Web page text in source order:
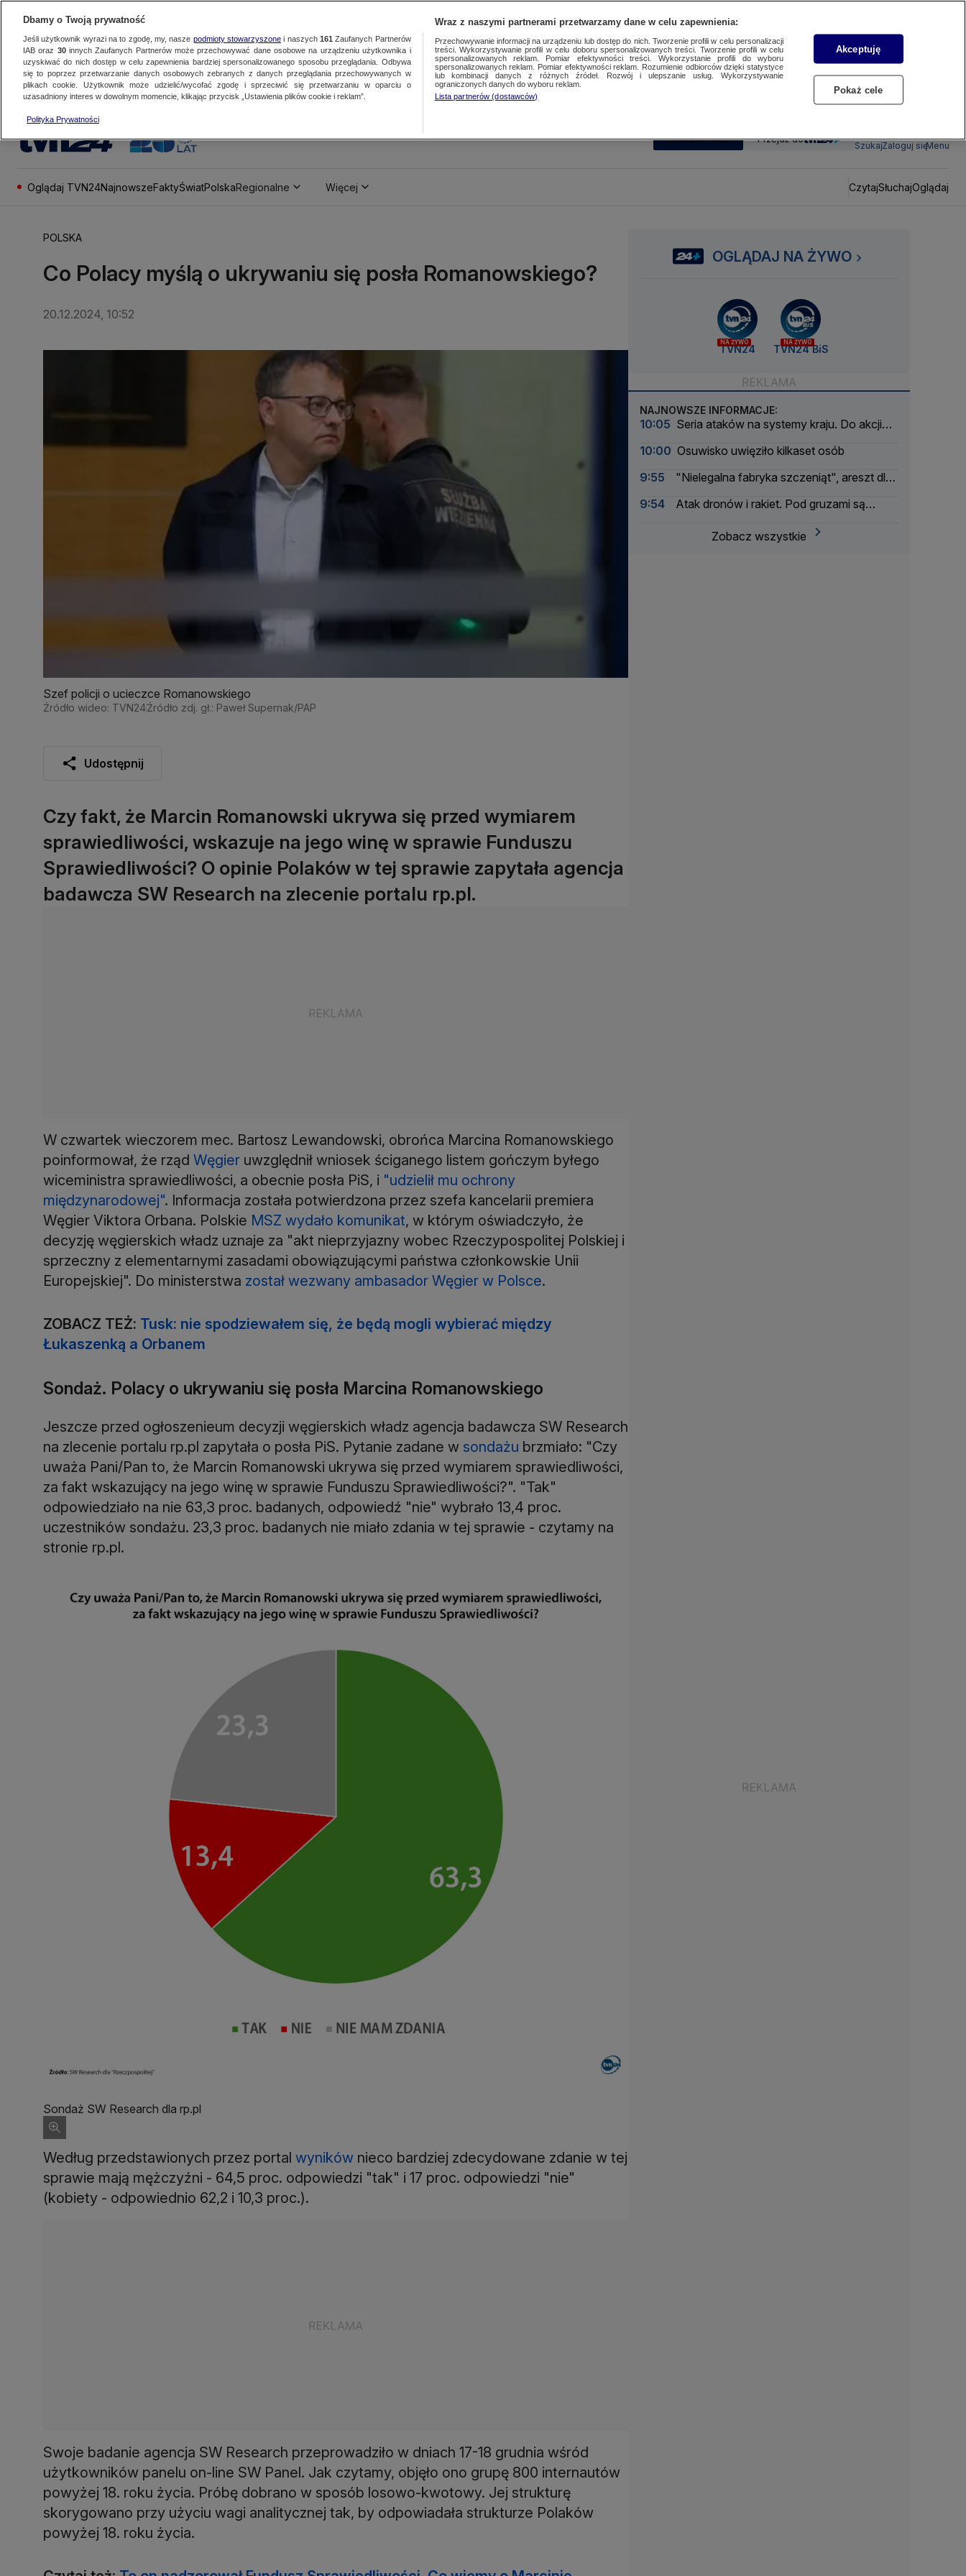
SUBSKRYBUJ Przejdź do
SzukajZaloguj sięMenu
Oglądaj TVN24NajnowszeFaktyŚwiatPolskaRegionalne Więcej CzytajSłuchajOglądaj
POLSKA
Co Polacy myślą o ukrywaniu się posła Romanowskiego?
20.12.2024, 10:52
Szef policji o ucieczce Romanowskiego
Źródło wideo: TVN24Źródło zdj. gł.: Paweł Supernak/PAP
Udostępnij
Czy fakt, że Marcin Romanowski ukrywa się przed wymiarem
sprawiedliwości, wskazuje na jego winę w sprawie Funduszu
Sprawiedliwości? O opinie Polaków w tej sprawie zapytała agencja
badawcza SW Research na zlecenie portalu rp.pl.
W czwartek wieczorem mec. Bartosz Lewandowski, obrońca Marcina Romanowskiego
poinformował, że rząd Węgier uwzględnił wniosek ściganego listem gończym byłego
wiceministra sprawiedliwości, a obecnie posła PiS, i "udzielił mu ochrony
międzynarodowej". Informacja została potwierdzona przez szefa kancelarii premiera
Węgier Viktora Orbana. Polskie MSZ wydało komunikat, w którym oświadczyło, że
decyzję węgierskich władz uznaje za "akt nieprzyjazny wobec Rzeczypospolitej Polskiej i
sprzeczny z elementarnymi zasadami obowiązującymi państwa członkowskie Unii
Europejskiej". Do ministerstwa został wezwany ambasador Węgier w Polsce.
ZOBACZ TEŻ: Tusk: nie spodziewałem się, że będą mogli wybierać między
Łukaszenką a Orbanem
Sondaż. Polacy o ukrywaniu się posła Marcina Romanowskiego
Jeszcze przed ogłoszenieum decyzji węgierskich władz agencja badawcza SW Research
na zlecenie portalu rp.pl zapytała o posła PiS. Pytanie zadane w sondażu brzmiało: "Czy
uważa Pani/Pan to, że Marcin Romanowski ukrywa się przed wymiarem sprawiedliwości,
za fakt wskazujący na jego winę w sprawie Funduszu Sprawiedliwości?". "Tak"
odpowiedziało na nie 63,3 proc. badanych, odpowiedź "nie" wybrało 13,4 proc.
uczestników sondażu. 23,3 proc. badanych nie miało zdania w tej sprawie - czytamy na
stronie rp.pl.
Sondaż SW Research dla rp.pl
Według przedstawionych przez portal wyników nieco bardziej zdecydowane zdanie w tej
sprawie mają mężczyźni - 64,5 proc. odpowiedzi "tak" i 17 proc. odpowiedzi "nie"
(kobiety - odpowiednio 62,2 i 10,3 proc.).
Swoje badanie agencja SW Research przeprowadziło w dniach 17-18 grudnia wśród
użytkowników panelu on-line SW Panel. Jak czytamy, objęło ono grupę 800 internautów
powyżej 18. roku życia. Próbę dobrano w sposób losowo-kwotowy. Jej strukturę
skorygowano przy użyciu wagi analitycznej tak, by odpowiadała strukturze Polaków
powyżej 18. roku życia.
OGLĄDAJ NA ŻYWO
NA ŻYWO
TVN24
NA ŻYWO
TVN24 BiS
NAJNOWSZE INFORMACJE:
10:05 Seria ataków na systemy kraju. Do akcji
10:00 Osuwisko uwięziło kilkaset osób
9:55
"Nielegalna fabryka szczeniąt", areszt dla
9:54
Atak dronów i rakiet. Pod gruzami są
Zobacz wszystkie
Dbamy o Twoją prywatność
Jeśli użytkownik wyrazi na to zgodę, my, nasze podmioty stowarzyszonei naszych 161 Zaufanych Partnerów
IAB oraz 30innych Zaufanych Partnerów może przechowywać dane osobowe na urządzeniu użytkownika i
uzyskiwać do nich dostęp w celu zapewnienia bardziej spersonalizowanego sposobu przeglądania. Odbywa
się to poprzez przetwarzanie danych osobowych zebranych z danych przeglądania przechowywanych w
plikach cookie. Użytkownik może udzielić/wycofać zgodę i sprzeciwić się przetwarzaniu w oparciu o
uzasadniony interes w dowolnym momencie, klikając przycisk „Ustawienia plików cookie i reklam”.
Polityka Prywatności
Wraz z naszymi partnerami przetwarzamy dane w celu zapewnienia:
Przechowywanie informacji na urządzeniu lub dostęp do nich. Tworzenie profili w celu personalizacji
treści. Wykorzystywanie profili w celu doboru spersonalizowanych treści. Tworzenie profili w celu
spersonalizowanych reklam. Pomiar efektywności treści. Wykorzystanie profili do wyboru
spersonalizowanych reklam. Pomiar efektywności reklam. Rozumienie odbiorców dzięki statystyce
lub kombinacji danych z różnych źródeł. Rozwój i ulepszanie usług. Wykorzystywanie
ograniczonych danych do wyboru reklam.
Lista partnerów (dostawców)
Akceptuję
Pokaż cele